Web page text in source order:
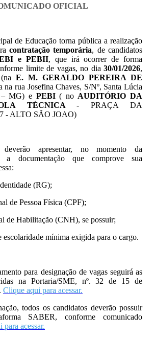
OFICIAL
de Educação torna pública a realização
contratação temporária, de candidatos
e PEBII, que irá ocorrer de forma
limite de vagas, no dia 30/01/2026,
(na E. M. GERALDO PEREIRA DE
na rua Josefina Chaves, S/Nº, Santa Lúcia
– MG) e PEBI( no AUDITÓRIO DA
TÉCNICA- PRAÇA DA
- ALTO SÃO JOAO)
apresentar, no momento da
a documentação que comprove sua
(RG);
de Pessoa Física (CPF);
de Habilitação (CNH), se possuir;
escolaridade mínima exigida para o cargo.
para designação de vagas seguirá as
na Portaria/SME, nº. 32 de 15 de
Clique aqui para acessar.
todos os candidatos deverão possuir
SABER, conforme comunicado
acessar.